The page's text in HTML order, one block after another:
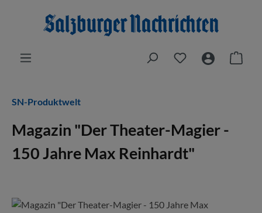
Zum Hauptinhalt springen
Du hast 0
SN-Produktwelt
Magazin "Der Theater-Magier -
150 Jahre Max Reinhardt"
Bildergalerie überspringen